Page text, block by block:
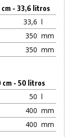
cm - 33,6 litros
33,6 l
350 mm
350 mm
cm - 50 litros
50 l
400 mm
400 mm